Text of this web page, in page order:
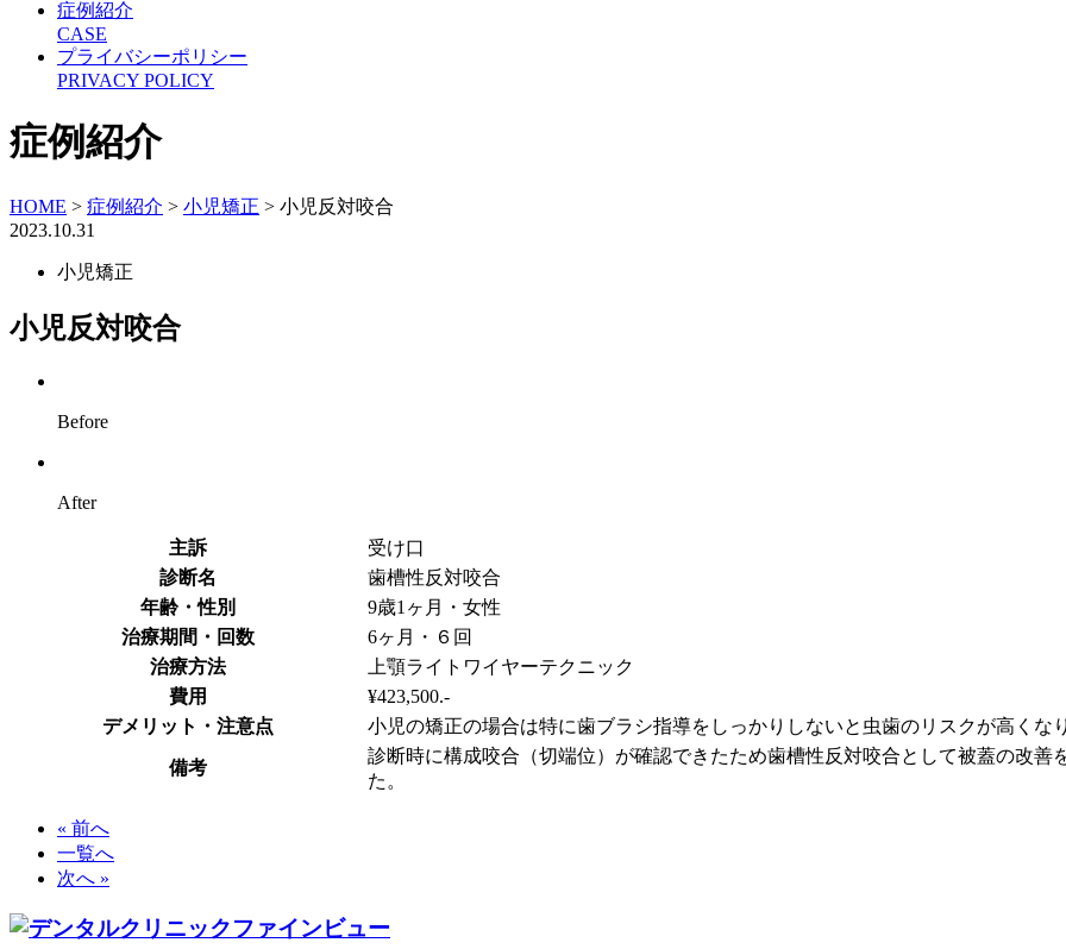
症例紹介
CASE
プライバシーポリシー
PRIVACY POLICY
症例紹介
HOME > 症例紹介 > 小児矯正 > 小児反対咬合
2023.10.31
小児矯正
小児反対咬合
Before
After
主訴
受け口
診断名
歯槽性反対咬合
年齢・性別
9歳1ヶ月・女性
治療期間・回数
6ヶ月・６回
治療方法
上顎ライトワイヤーテクニック
費用
¥423,500.-
デメリット・注意点
小児の矯正の場合は特に歯ブラシ指導をしっかりしないと虫歯のリスクが高くな
備考
診断時に構成咬合（切端位）が確認できたため歯槽性反対咬合として被蓋の改善
た。
« 前へ
一覧へ
次へ »